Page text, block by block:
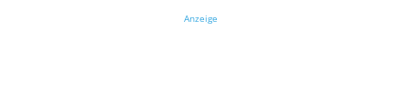
Anzeige